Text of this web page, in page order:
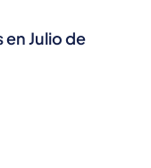
en Julio de